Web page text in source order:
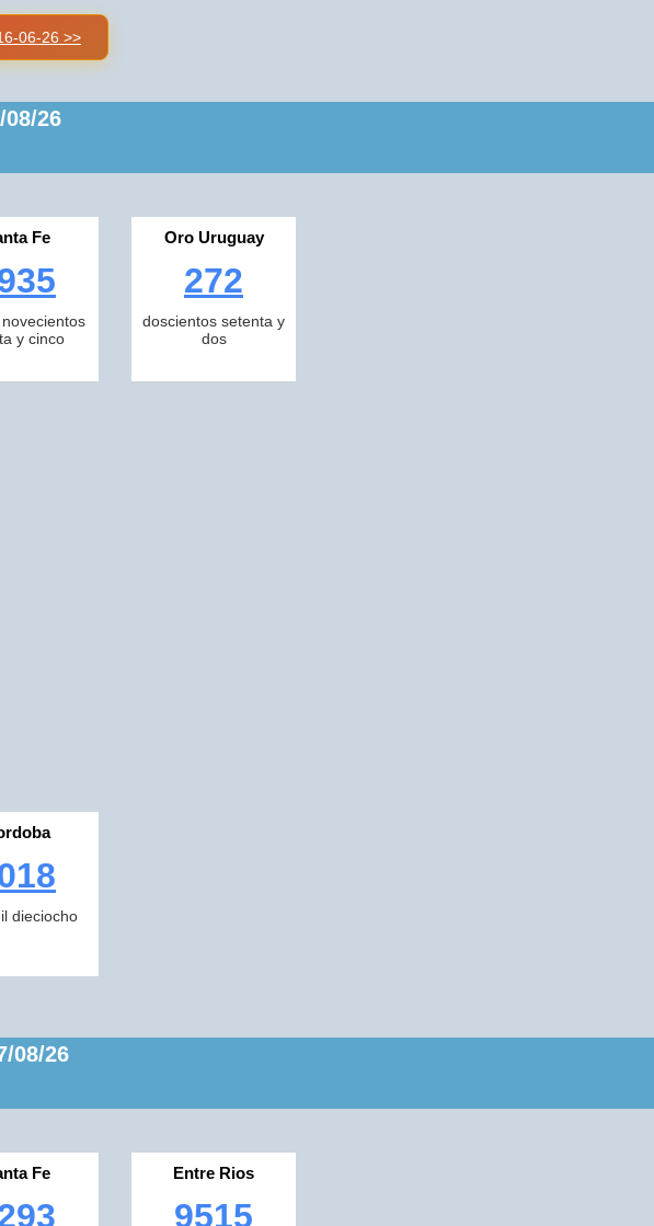
06-26 >>
26
Fe
y cinco
Oro Uruguay
272
doscientos setenta y
dos
dieciocho
08/26
Fe Entre Rios
9515